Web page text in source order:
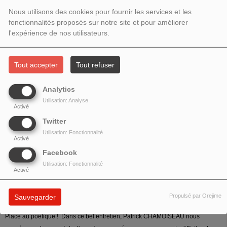
Nous utilisons des cookies pour fournir les services et les
fonctionnalités proposés sur notre site et pour améliorer
l'expérience de nos utilisateurs.
Tout accepter Tout refuser
Analytics
Activé
Utilisation: Analyse
Twitter
Activé
Utilisation: Fonctionnalité
Facebook
Activé
Utilisation: Fonctionnalité
Sauvegarder Propulsé par Orejime
CHAMOISEAU
Place au poétique ! Dans ce bel entretien, Patrick CHAMOISEAU nous